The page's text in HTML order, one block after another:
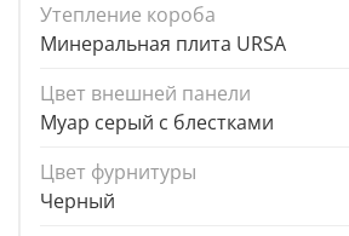
Утепление короба
Минеральная плита URSA
Цвет внешней панели
Муар серый с блестками
Цвет фурнитуры
Черный